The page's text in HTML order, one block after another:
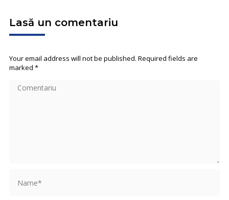
Lasă un comentariu
Your email address will not be published. Required fields are
marked *
Comentariu